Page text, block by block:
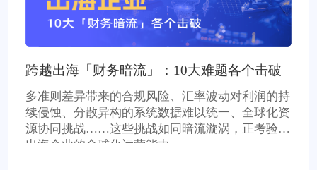
跨越出海「财务暗流」：10大难题各个击破
多准则差异带来的合规风险、汇率波动对利润的持
续侵蚀、分散异构的系统数据难以统一、全球化资
源协同挑战……这些挑战如同暗流漩涡，正考验着
出海企业的全球化运营能力